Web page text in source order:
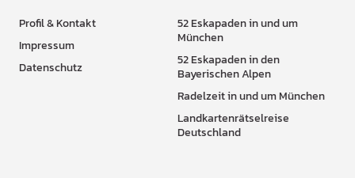
Profil & Kontakt
Impressum
Datenschutz
52 Eskapaden in und um
München
52 Eskapaden in den
Bayerischen Alpen
Radelzeit in und um München
Landkartenrätselreise
Deutschland